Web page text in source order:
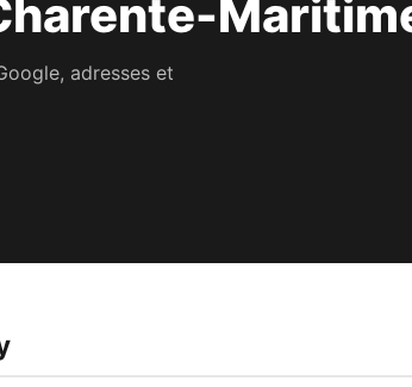
adresses et